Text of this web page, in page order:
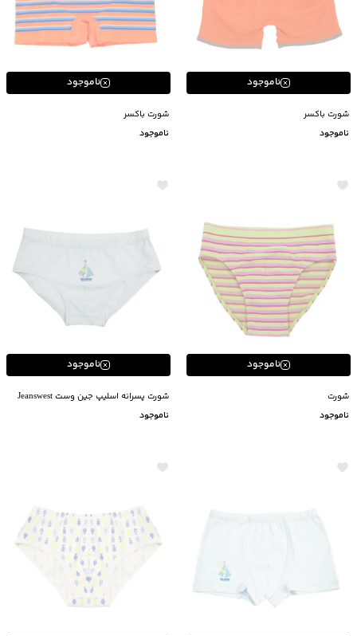
ناموجود
شورت باکسر
ناموجود
ناموجود
شورت باکسر
ناموجود
ناموجود
شورت
ناموجود
ناموجود
شورت پسرانه اسلیپ جین وست Jeanswest
ناموجود